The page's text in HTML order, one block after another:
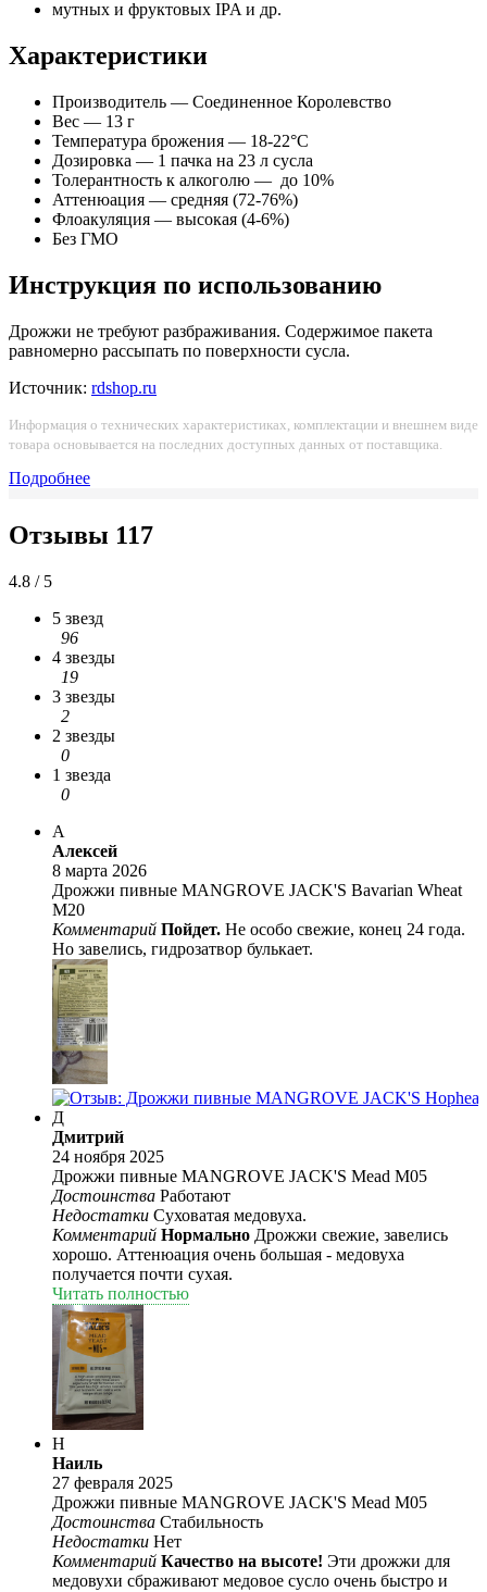
мутных и фруктовых IPA и др.
Характеристики
Производитель — Соединенное Королевство
Вес — 13 г
Температура брожения — 18-22°С
Дозировка — 1 пачка на 23 л сусла
Толерантность к алкоголю — до 10%
Аттенюация — средняя (72-76%)
Флоакуляция — высокая (4-6%)
Без ГМО
Инструкция по использованию
Дрожжи не требуют разбраживания. Содержимое пакета
равномерно рассыпать по поверхности сусла.
Источник: rdshop.ru
Информация о технических характеристиках, комплектации и внешнем виде
товара основывается на последних доступных данных от поставщика.
Подробнее
Отзывы 117
4.8 / 5
5 звезд
96
4 звезды
19
3 звезды
2
2 звезды
0
1 звезда
0
А
Алексей
8 марта 2026
Дрожжи пивные MANGROVE JACK'S Bavarian Wheat
M20
Комментарий Пойдет. Не особо свежие, конец 24 года.
Но завелись, гидрозатвор булькает.
Д
Дмитрий
24 ноября 2025
Дрожжи пивные MANGROVE JACK'S Mead M05
Достоинства Работают
Недостатки Суховатая медовуха.
Комментарий Нормально Дрожжи свежие, завелись
хорошо. Аттенюация очень большая - медовуха
получается почти сухая.
Читать полностью
Н
Наиль
27 февраля 2025
Дрожжи пивные MANGROVE JACK'S Mead M05
Достоинства Стабильность
Недостатки Нет
Комментарий Качество на высоте! Эти дрожжи для
медовухи сбраживают медовое сусло очень быстро и